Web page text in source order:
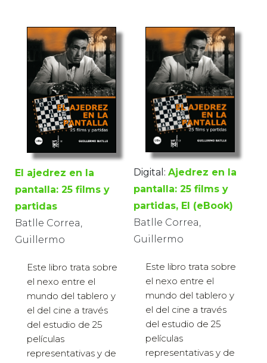
El ajedrez en la
pantalla: 25 films y
partidas
Batlle Correa,
Guillermo
Este libro trata sobre
el nexo entre el
mundo del tablero y
el del cine a través
del estudio de 25
películas
representativas y de
Digital: Ajedrez en la
pantalla: 25 films y
partidas, El (eBook)
Batlle Correa,
Guillermo
Este libro trata sobre
el nexo entre el
mundo del tablero y
el del cine a través
del estudio de 25
películas
representativas y de